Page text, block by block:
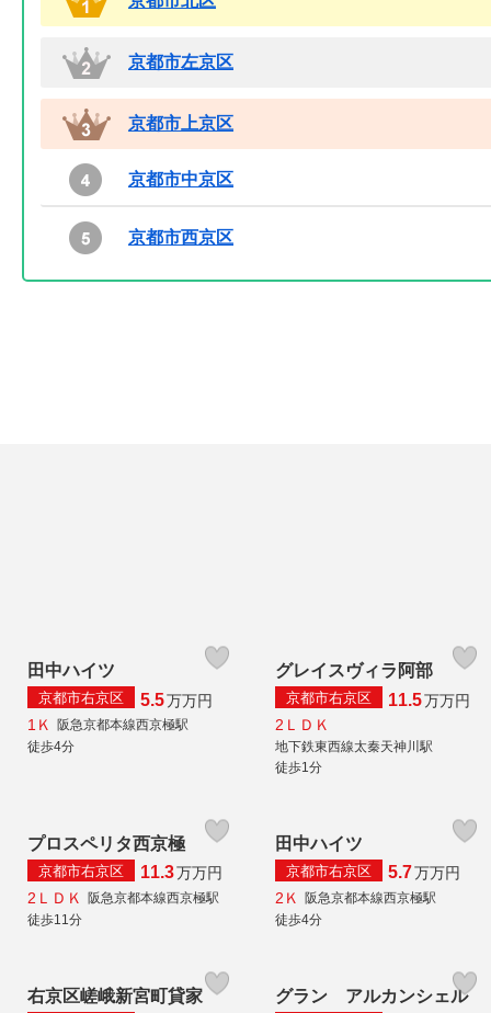
京都市左京区
京都市上京区
京都市中京区
京都市西京区
田中ハイツ
京都市右京区 5.5万万円
1Ｋ
阪急京都本線西京極駅
徒歩4分
グレイスヴィラ阿部
京都市右京区 11.5万万円
2ＬＤＫ
地下鉄東西線太秦天神川駅
徒歩1分
プロスペリタ西京極
京都市右京区 11.3万万円
2ＬＤＫ
阪急京都本線西京極駅
徒歩11分
田中ハイツ
京都市右京区 5.7万万円
2Ｋ
阪急京都本線西京極駅
徒歩4分
右京区嵯峨新宮町貸家 グラン アルカンシェル